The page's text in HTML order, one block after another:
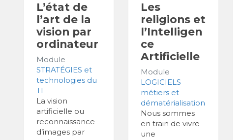
L’état de
l’art de la
vision par
ordinateur
Module
STRATÉGIES et
technologies du
TI
La vision
artificielle ou
reconnaissance
d’images par
Les
religions et
l’Intelligen
ce
Artificielle
Module
LOGICIELS
métiers et
dématérialisation
Nous sommes
en train de vivre
une